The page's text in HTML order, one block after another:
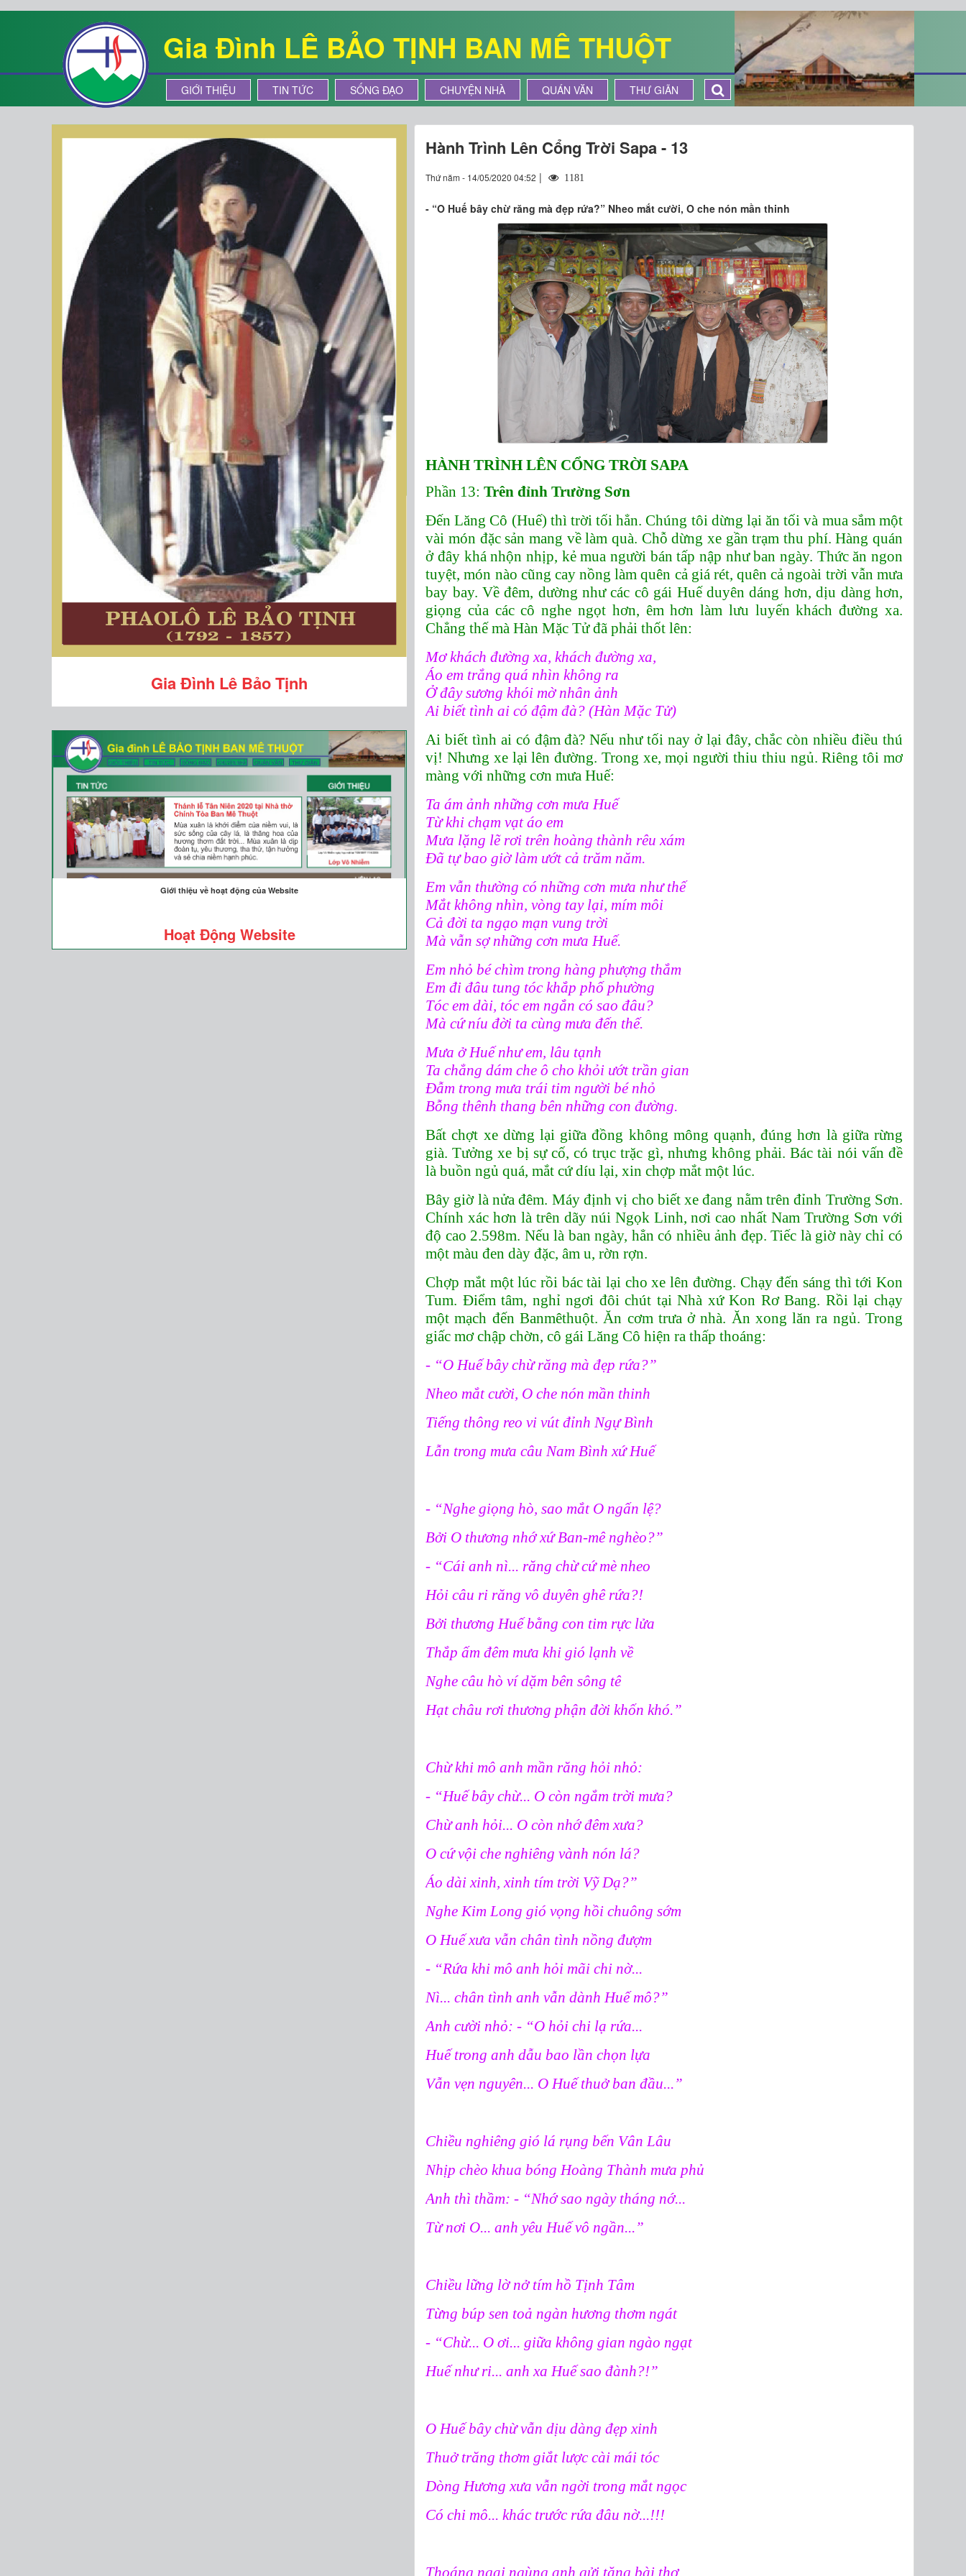
Gia Đình LÊ BẢO TỊNH BAN MÊ THUỘT
GIỚI THIỆU TIN TỨC SỐNG ĐẠO CHUYỆN NHÀ QUÁN VĂN THƯ GIÃN
Hành Trình Lên Cổng Trời Sapa - 13
Thứ năm - 14/05/2020 04:52 | 1181
- “O Huế bây chừ răng mà đẹp rứa?” Nheo mắt cười, O che nón mần thinh
HÀNH TRÌNH LÊN CỔNG TRỜI SAPA
Phần 13:Trên đỉnh Trường Sơn
Đến Lăng Cô (Huế) thì trời tối hẳn. Chúng tôi dừng lại ăn tối và mua sắm một
vài món đặc sản mang về làm quà. Chỗ dừng xe gần trạm thu phí. Hàng quán
ở đây khá nhộn nhịp, kẻ mua người bán tấp nập như ban ngày. Thức ăn ngon
tuyệt, món nào cũng cay nồng làm quên cả giá rét, quên cả ngoài trời vẫn mưa
bay bay. Về đêm, dường như các cô gái Huế duyên dáng hơn, dịu dàng hơn,
giọng của các cô nghe ngọt hơn, êm hơn làm lưu luyến khách đường xa.
Chẳng thế mà Hàn Mặc Tử đã phải thốt lên:
Mơ khách đường xa, khách đường xa,
Áo em trắng quá nhìn không ra
Ở đây sương khói mờ nhân ảnh
Ai biết tình ai có đậm đà? (Hàn Mặc Tử)
Ai biết tình ai có đậm đà? Nếu như tối nay ở lại đây, chắc còn nhiều điều thú
vị! Nhưng xe lại lên đường. Trong xe, mọi người thiu thiu ngủ. Riêng tôi mơ
màng với những cơn mưa Huế:
Ta ám ảnh những cơn mưa Huế
Từ khi chạm vạt áo em
Mưa lặng lẽ rơi trên hoàng thành rêu xám
Đã tự bao giờ làm ướt cả trăm năm.
Em vẫn thường có những cơn mưa như thế
Mắt không nhìn, vòng tay lại, mím môi
Cả đời ta ngạo mạn vung trời
Mà vẫn sợ những cơn mưa Huế.
Em nhỏ bé chìm trong hàng phượng thắm
Em đi đâu tung tóc khắp phố phường
Tóc em dài, tóc em ngắn có sao đâu?
Mà cứ níu đời ta cùng mưa đến thế.
Mưa ở Huế như em, lâu tạnh
Ta chẳng dám che ô cho khỏi ướt trần gian
Đẫm trong mưa trái tim người bé nhỏ
Bỗng thênh thang bên những con đường.
Bất chợt xe dừng lại giữa đồng không mông quạnh, đúng hơn là giữa rừng
già. Tưởng xe bị sự cố, có trục trặc gì, nhưng không phải. Bác tài nói vấn đề
là buồn ngủ quá, mắt cứ díu lại, xin chợp mắt một lúc.
Bây giờ là nửa đêm. Máy định vị cho biết xe đang nằm trên đỉnh Trường Sơn.
Chính xác hơn là trên dãy núi Ngọk Linh, nơi cao nhất Nam Trường Sơn với
độ cao 2.598m. Nếu là ban ngày, hẳn có nhiều ảnh đẹp. Tiếc là giờ này chỉ có
một màu đen dày đặc, âm u, rờn rợn.
Chợp mắt một lúc rồi bác tài lại cho xe lên đường. Chạy đến sáng thì tới Kon
Tum. Điểm tâm, nghỉ ngơi đôi chút tại Nhà xứ Kon Rơ Bang. Rồi lại chạy
một mạch đến Banmêthuột. Ăn cơm trưa ở nhà. Ăn xong lăn ra ngủ. Trong
giấc mơ chập chờn, cô gái Lăng Cô hiện ra thấp thoáng:
- “O Huế bây chừ răng mà đẹp rứa?”
Nheo mắt cười, O che nón mần thinh
Tiếng thông reo vi vút đỉnh Ngự Bình
Lẫn trong mưa câu Nam Bình xứ Huế
- “Nghe giọng hò, sao mắt O ngấn lệ?
Bởi O thương nhớ xứ Ban-mê nghèo?”
- “Cái anh nì... răng chừ cứ mè nheo
Hỏi câu ri răng vô duyên ghê rứa?!
Bởi thương Huế bằng con tim rực lửa
Thắp ấm đêm mưa khi gió lạnh về
Nghe câu hò ví dặm bên sông tê
Hạt châu rơi thương phận đời khốn khó.”
Chừ khi mô anh mần răng hỏi nhỏ:
- “Huế bây chừ... O còn ngắm trời mưa?
Chừ anh hỏi... O còn nhớ đêm xưa?
O cứ vội che nghiêng vành nón lá?
Áo dài xinh, xinh tím trời Vỹ Dạ?”
Nghe Kim Long gió vọng hồi chuông sớm
O Huế xưa vẫn chân tình nồng đượm
- “Rứa khi mô anh hỏi mãi chi nờ...
Nì... chân tình anh vẫn dành Huế mô?”
Anh cười nhỏ: - “O hỏi chi lạ rứa...
Huế trong anh dẫu bao lần chọn lựa
Vẫn vẹn nguyên... O Huế thuở ban đầu...”
Chiều nghiêng gió lá rụng bến Vân Lâu
Nhịp chèo khua bóng Hoàng Thành mưa phủ
Anh thì thầm: - “Nhớ sao ngày tháng nớ...
Từ nơi O... anh yêu Huế vô ngần...”
Chiều lững lờ nở tím hồ Tịnh Tâm
Từng búp sen toả ngàn hương thơm ngát
- “Chừ... O ơi... giữa không gian ngào ngạt
Huế như ri... anh xa Huế sao đành?!”
O Huế bây chừ vẫn dịu dàng đẹp xinh
Thuở trăng thơm giắt lược cài mái tóc
Dòng Hương xưa vẫn ngời trong mắt ngọc
Có chi mô... khác trước rứa đâu nờ...!!!
Gia Đình Lê Bảo Tịnh
Giới thiệu về hoạt động của Website
Hoạt Động Website